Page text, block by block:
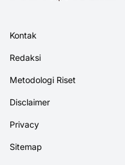
Kontak
Redaksi
Metodologi Riset
Disclaimer
Privacy
Sitemap